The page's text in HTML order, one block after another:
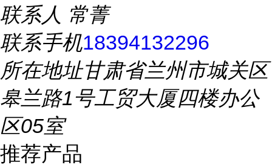
联系人 常菁
联系手机18394132296
所在地址甘肃省兰州市城关区
皋兰路1号工贸大厦四楼办公
区05室
推荐产品